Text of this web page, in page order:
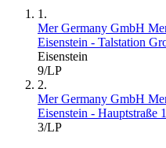
1 .
Mer Germany GmbH
Eisenstein - Talstation
Eisenstein
9/LP
2.
Mer Germany GmbH
Eisenstein - Hauptstraße
3/LP